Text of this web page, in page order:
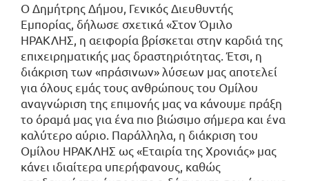
Ο Δημήτρης Δήμου, Γενικός Διευθυντής
Εμπορίας, δήλωσε σχετικά «Στον Όμιλο
ΗΡΑΚΛΗΣ, η αειφορία βρίσκεται στην καρδιά της
επιχειρηματικής μας δραστηριότητας. Έτσι, η
διάκριση των «πράσινων» λύσεων μας αποτελεί
για όλους εμάς τους ανθρώπους του Ομίλου
αναγνώριση της επιμονής μας να κάνουμε πράξη
το όραμά μας για ένα πιο βιώσιμο σήμερα και ένα
καλύτερο αύριο. Παράλληλα, η διάκριση του
Ομίλου ΗΡΑΚΛΗΣ ως «Εταιρία της Χρονιάς» μας
κάνει ιδιαίτερα υπερήφανους, καθώς